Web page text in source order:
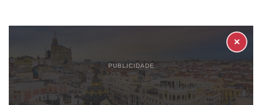
PUBLICIDADE
✕